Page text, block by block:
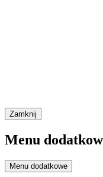
Zamknij
Menu
Menu dodatkowe